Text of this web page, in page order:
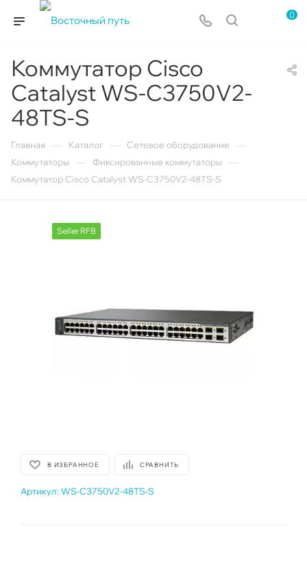
0
Коммутатор Cisco
Catalyst WS-C3750V2-
48TS-S
Главная Каталог Сетевое оборудование
Коммутаторы Фиксированные коммутаторы
Коммутатор Cisco Catalyst WS-C3750V2-48TS-S
Seller RFB
В ИЗБРАННОЕ СРАВНИТЬ
Артикул: WS-C3750V2-48TS-S